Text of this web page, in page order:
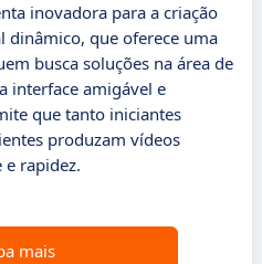
inovadora para a criação
dinâmico, que oferece uma
busca soluções na área de
interface amigável e
que tanto iniciantes
produzam vídeos
rapidez.
mais